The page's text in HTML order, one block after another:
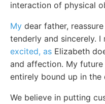
interaction of physical
My dear father,
tenderly and sincerely. I
excited, as Elizabeth
and affection. My
entirely bound up in
We believe in putting